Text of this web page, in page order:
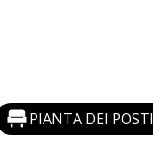
PIANTA DEI POSTI